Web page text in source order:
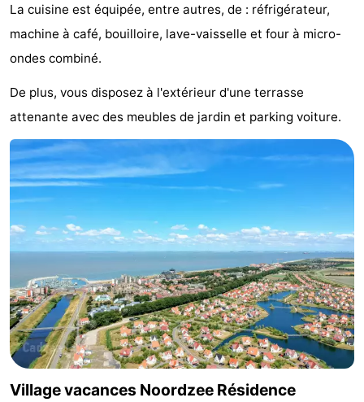
Nieuwvliet-
Bad
Meulinge
EuroParcs
Cadzand
-
Hoogduin
-
Noordzee
Résidence
Cadzand-
Bad
-
Resort
Nieuwvliet-
Bad
-
Schoneveld
-
Strand
Resort
Nieuwvliet-
Bad
-
Waterdunen
-
Zonneweelde
Zwinhoeve
Hôtels
Last
minutes
Plages
La cuisine est équipée, entre autres, de : réfrigérateur,
machine à café, bouilloire, lave-vaisselle et four à micro-
ondes combiné.
De plus, vous disposez à l'extérieur d'une terrasse
attenante avec des meubles de jardin et parking voiture.
Village vacances Noordzee Résidence